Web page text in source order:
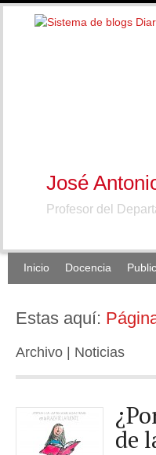
José
Profesor del
Inicio Docencia
Estas aquí:
Archivo | Noticias
de